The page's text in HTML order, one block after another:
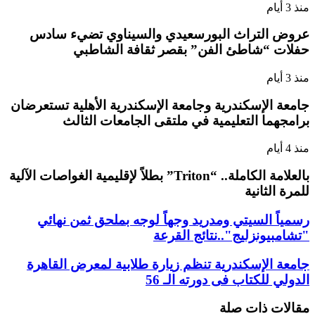
منذ 3 أيام
عروض التراث البورسعيدي والسيناوي تضيء سادس
حفلات “شاطئ الفن” بقصر ثقافة الشاطبي
منذ 3 أيام
جامعة الإسكندرية وجامعة الإسكندرية الأهلية تستعرضان
برامجهما التعليمية في ملتقى الجامعات الثالث
منذ 4 أيام
بالعلامة الكاملة.. “Triton” بطلاً لإقليمية الغواصات الآلية
للمرة الثانية
رسمياً السيتي ومدريد وجهاً لوجه بملحق ثمن نهائي
"تشامبيونزليج"..نتائج القرعة
جامعة الإسكندرية تنظم زيارة طلابية لمعرض القاهرة
الدولي للكتاب فى دورته الـ 56
مقالات ذات صلة